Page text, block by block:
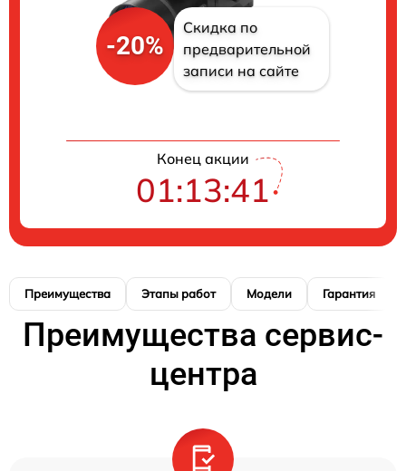
-20%
Скидка по
предварительной
записи на сайте
Конец акции
01:13:40
Преимущества Этапы работ Модели Гарантия
Преимущества сервис-
центра